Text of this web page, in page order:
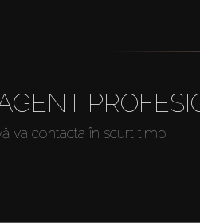
va contacta în scurt timp